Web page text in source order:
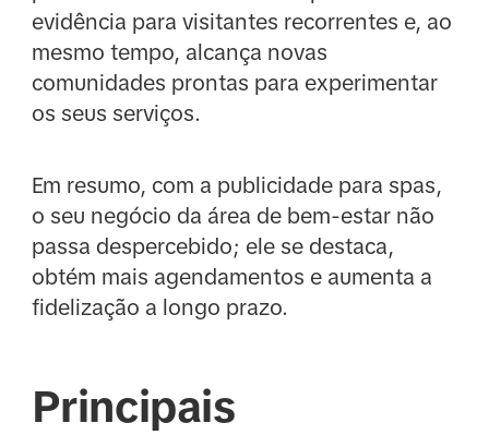
evidência para visitantes recorrentes e, ao
mesmo tempo, alcança novas
comunidades prontas para experimentar
os seus serviços.
Em resumo, com a publicidade para spas,
o seu negócio da área de bem-estar não
passa despercebido; ele se destaca,
obtém mais agendamentos e aumenta a
fidelização a longo prazo.
Principais